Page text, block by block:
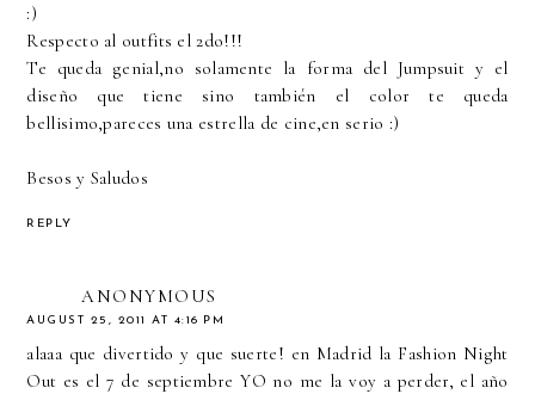
:)
Respecto al outfits el 2do!!!
Te queda genial,no solamente la forma del Jumpsuit y el
diseño que tiene sino también el color te queda
bellisimo,pareces una estrella de cine,en serio :)
Besos y Saludos
REPLY
ANONYMOUS
AUGUST 25, 2011 AT 4:16 PM
alaaa que divertido y que suerte! en Madrid la Fashion Night
Out es el 7 de septiembre YO no me la voy a perder, el año